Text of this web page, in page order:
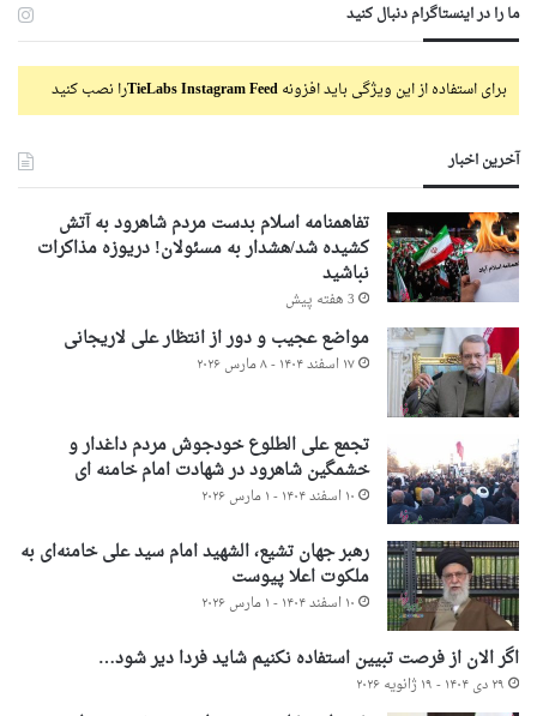
ما را در اینستاگرام دنبال کنید
برای استفاده از این ویژگی باید افزونهTieLabs Instagram Feedرا نصب کنید
آخرین اخبار
تفاهمنامه اسلام بدست مردم شاهرود به آتش
کشیده شد/هشدار به مسئولان! دریوزه مذاکرات
نباشید
3 هفته پیش
مواضع عجیب و دور از انتظار علی لاریجانی
۱۷ اسفند ۱۴۰۴ - ۸ مارس ۲۰۲۶
تجمع علی الطلوع خودجوش مردم داغدار و
خشمگین شاهرود در شهادت امام خامنه ای
۱۰ اسفند ۱۴۰۴ - ۱ مارس ۲۰۲۶
رهبر جهان تشیع، الشهید امام سید علی خامنه‌ای به
ملکوت اعلا پیوست
۱۰ اسفند ۱۴۰۴ - ۱ مارس ۲۰۲۶
اگر الان از فرصت تبیین استفاده نکنیم شاید فردا دیر شود…
۲۹ دی ۱۴۰۴ - ۱۹ ژانویه ۲۰۲۶